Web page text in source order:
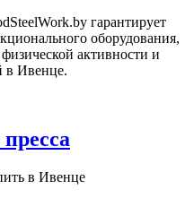
гарантирует
оборудования,
активности и
в Ивенце.